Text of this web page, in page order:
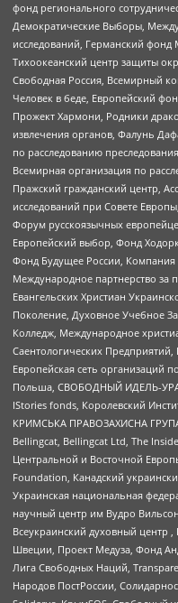
фонд регионального
Демократические Выборы,
исследований, Германский
Тихоокеанский центр защиты
Свободная Россия, Всемирный
Человек в беде, Европейский
Прожект Хармони, Родники
извлечения органов, Фалунь
по расследованию
Всемирная организация по
Пражский гражданский центр,
исследований при Совете
Форум русскоязычных
Европейский выбор, Фонд
Фонд Будущее России,
Международное партнерство за
Евангельских Христиан
Поколение, Духовное Учебное
Колледж, Международное
Саентологических
Европейская сеть организаций
Польша, СВОБОДНЫЙ ИДЕЛЬ-
IStories fonds, Королевский
КРИМСЬКА ПРАВОЗАХИСНА
Bellingcat, Bellingcat Ltd, The
Центральной и Восточной
Foundation, Канадский
Украинская национальная
научный центр им Вудро
Всеукраинский духовный центр
Швеции, Проект Медуза, Фонд
Лига Свободных Наций,
Народов ПостРоссии,